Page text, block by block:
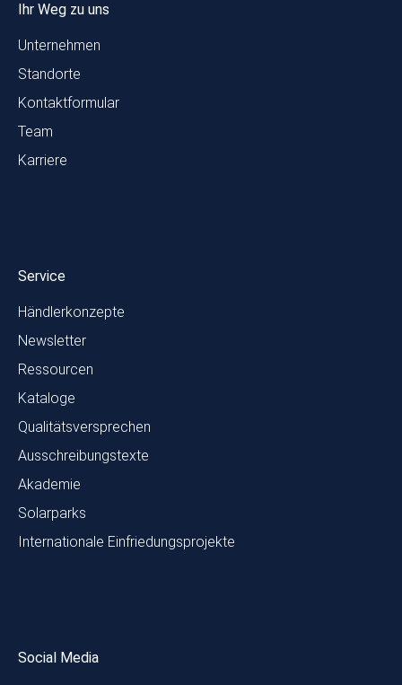
Ihr Weg zu uns
Unternehmen
Standorte
Kontaktformular
Team
Karriere
Service
Händlerkonzepte
Newsletter
Ressourcen
Kataloge
Qualitätsversprechen
Ausschreibungstexte
Akademie
Solarparks
Internationale Einfriedungsprojekte
Social Media